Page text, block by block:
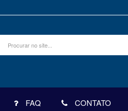
FAQ CONTATO